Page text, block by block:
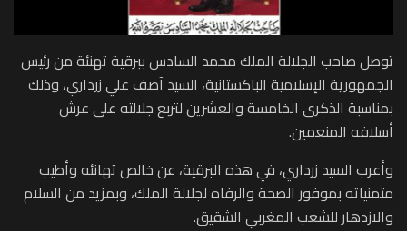
توصل صاحب الجلالة الملك محمد السادس ببرقية تهنئة من رئيس
الجمهورية الإسلامية الباكستانية، السيد آصف علي زرداري، وذلك
بمناسبة الذكرى الخامسة والعشرين لتربع جلالته على عرش
أسلافه المنعمين.
وأعرب السيد زرداري، في هذه البرقية، عن خالص تهانئه وأطيب
متمنياته بموفور الصحة والرفاه لجلالة الملك، وبمزيد من السلام
والازدهار للشعب المغربي الشقيق.